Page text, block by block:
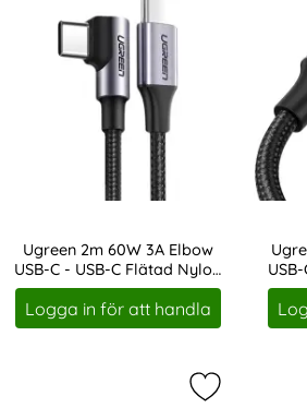
Ugreen 2m 60W 3A Elbow
USB-C - USB-C Flätad Nylon
Kabel - Svart/Grå
Art. nr 14631
Logga in för att handla
Art. nr
Markera